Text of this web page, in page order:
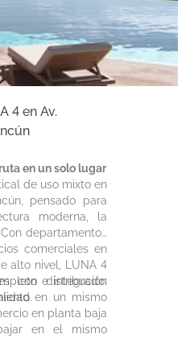
4 en Av.
en un solo lugar
de uso mixto en
pensado para
moderna, la
departamentos
comerciales en
alto nivel, LUNA 4
e integrado:
en un mismo
con distribución
en planta baja
en el mismo